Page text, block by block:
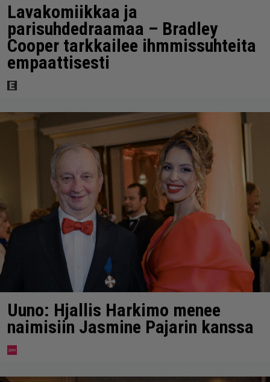
Lavakomiikkaa ja
parisuhdedraamaa – Bradley
Cooper tarkkailee ihmmissuhteita
empaattisesti
Uuno: Hjallis Harkimo menee
naimisiin Jasmine Pajarin kanssa